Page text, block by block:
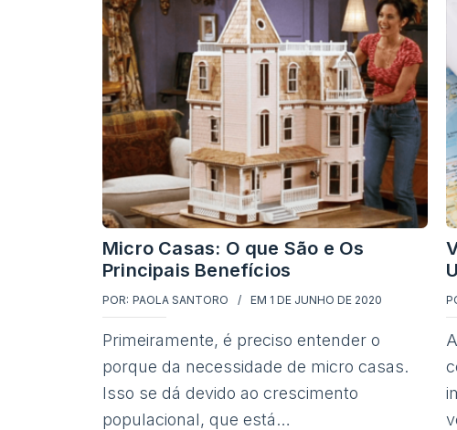
Micro Casas: O que São e Os
Principais Benefícios
POR: PAOLA SANTORO EM 1 DE JUNHO DE 2020
Primeiramente, é preciso entender o
porque da necessidade de micro casas.
Isso se dá devido ao crescimento
populacional, que está…